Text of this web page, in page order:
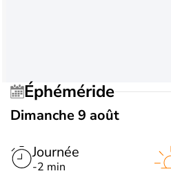
Éphéméride
Dimanche 9 août
Journée
-2 min